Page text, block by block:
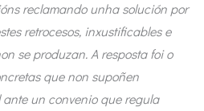
reclamando unha solución por
retrocesos, inxustificables e
se produzan. A resposta foi o
que non supoñen
un convenio que regula